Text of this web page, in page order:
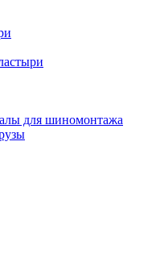
для шиномонтажа